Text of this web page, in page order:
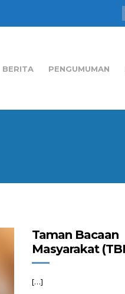
BERITA PENGUMUMAN
Taman Bacaan
Masyarakat
[…]